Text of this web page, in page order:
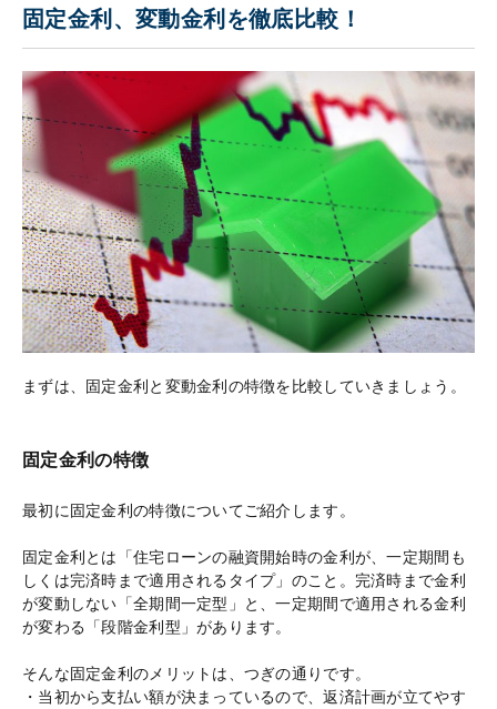
固定金利、変動金利を徹底比較！
まずは、固定金利と変動金利の特徴を比較していきましょう。
固定金利の特徴
最初に固定金利の特徴についてご紹介します。
固定金利とは「住宅ローンの融資開始時の金利が、一定期間も
しくは完済時まで適用されるタイプ」のこと。完済時まで金利
が変動しない「全期間一定型」と、一定期間で適用される金利
が変わる「段階金利型」があります。
そんな固定金利のメリットは、つぎの通りです。
・当初から支払い額が決まっているので、返済計画が立てやす